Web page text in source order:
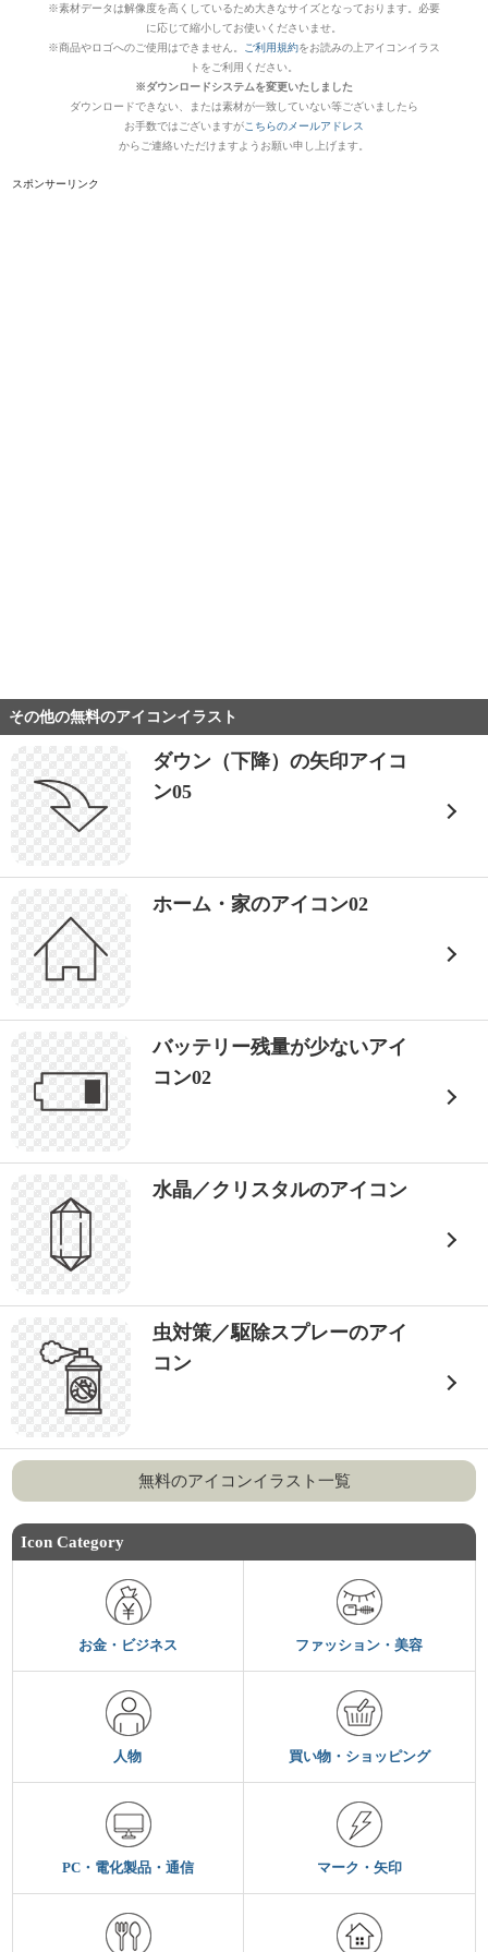
※素材データは解像度を高くしているため大きなサイズとなっております。必要
に応じて縮小してお使いくださいませ。
※商品やロゴへのご使用はできません。
ご利用規約をお読みの上アイコンイラス
トをご利用ください。
※ダウンロードシステムを変更いたしました
ダウンロードできない、または素材が一致していない等ございましたら
お手数ではございますがこちらのメールアドレス
からご連絡いただけますようお願い申し上げます。
スポンサーリンク
その他の無料のアイコンイラスト
ダウン（下降）の矢印アイコ
ン05
ホーム・家のアイコン02
バッテリー残量が少ないアイ
コン02
水晶／クリスタルのアイコン
虫対策／駆除スプレーのアイ
コン
無料のアイコンイラスト一覧
Icon Category
お金・ビジネス ファッション・美容
人物 買い物・ショッピング
PC・電化製品・通信 マーク・矢印